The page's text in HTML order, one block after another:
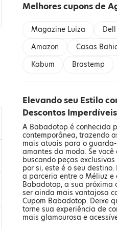
Melhores cupons de
Magazine Luiza
Dell
Amazon
Casas
Kabum
Brastemp
Elevando seu Estilo
Descontos Imperdíveis
A Babadotop é conhecida
contemporânea, trazendo
mais atuais para o
amantes da moda. Se você
buscando peças
por si, este é o seu destino.
a parceria entre o Méliuz e
Babadotop, a sua próxima
ser ainda mais vantajosa
Cupom Babadotop. Deixe
torne sua experiência de
mais glamourosa e